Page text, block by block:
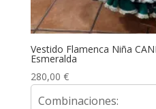
Vestido Flamenca Niña
Esmeralda
280,00 €
Combinaciones: